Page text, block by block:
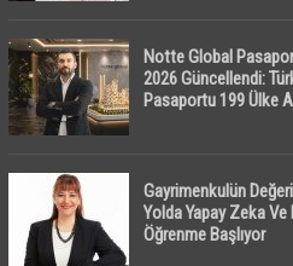
Notte Global
2026 Güncellendi:
Pasaportu 199 Ülke
Gayrimenkulün
Yolda Yapay Zeka
Öğrenme Başlıyor